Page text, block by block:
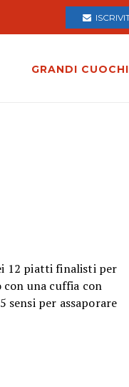
GRANDI CUOCHI
12 piatti finalisti per
con una cuffia con
sensi per assaporare